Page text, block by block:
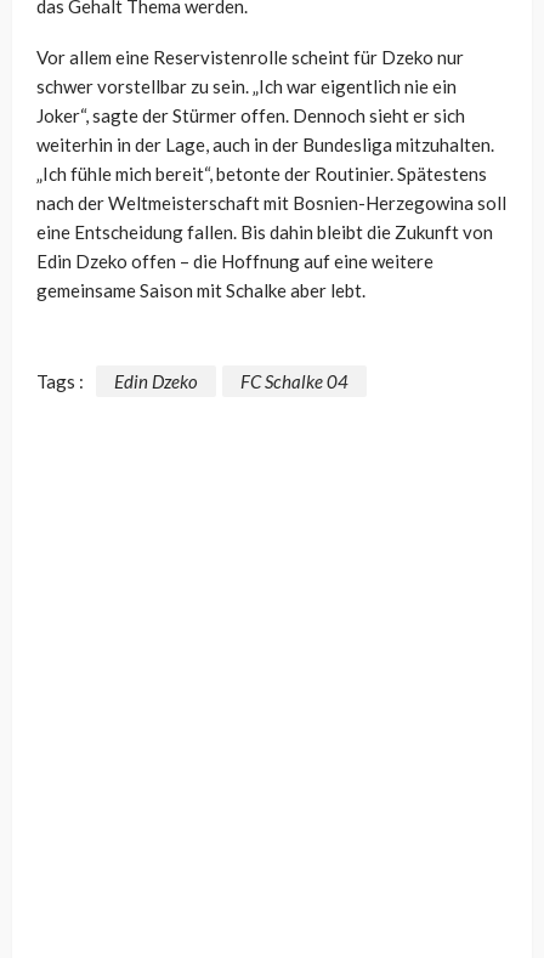
das Gehalt Thema werden.
Vor allem eine Reservistenrolle scheint für Dzeko nur
schwer vorstellbar zu sein. „Ich war eigentlich nie ein
Joker“, sagte der Stürmer offen. Dennoch sieht er sich
weiterhin in der Lage, auch in der Bundesliga mitzuhalten.
„Ich fühle mich bereit“, betonte der Routinier. Spätestens
nach der Weltmeisterschaft mit Bosnien-Herzegowina soll
eine Entscheidung fallen. Bis dahin bleibt die Zukunft von
Edin Dzeko offen – die Hoffnung auf eine weitere
gemeinsame Saison mit Schalke aber lebt.
Tags : Edin Dzeko FC Schalke 04